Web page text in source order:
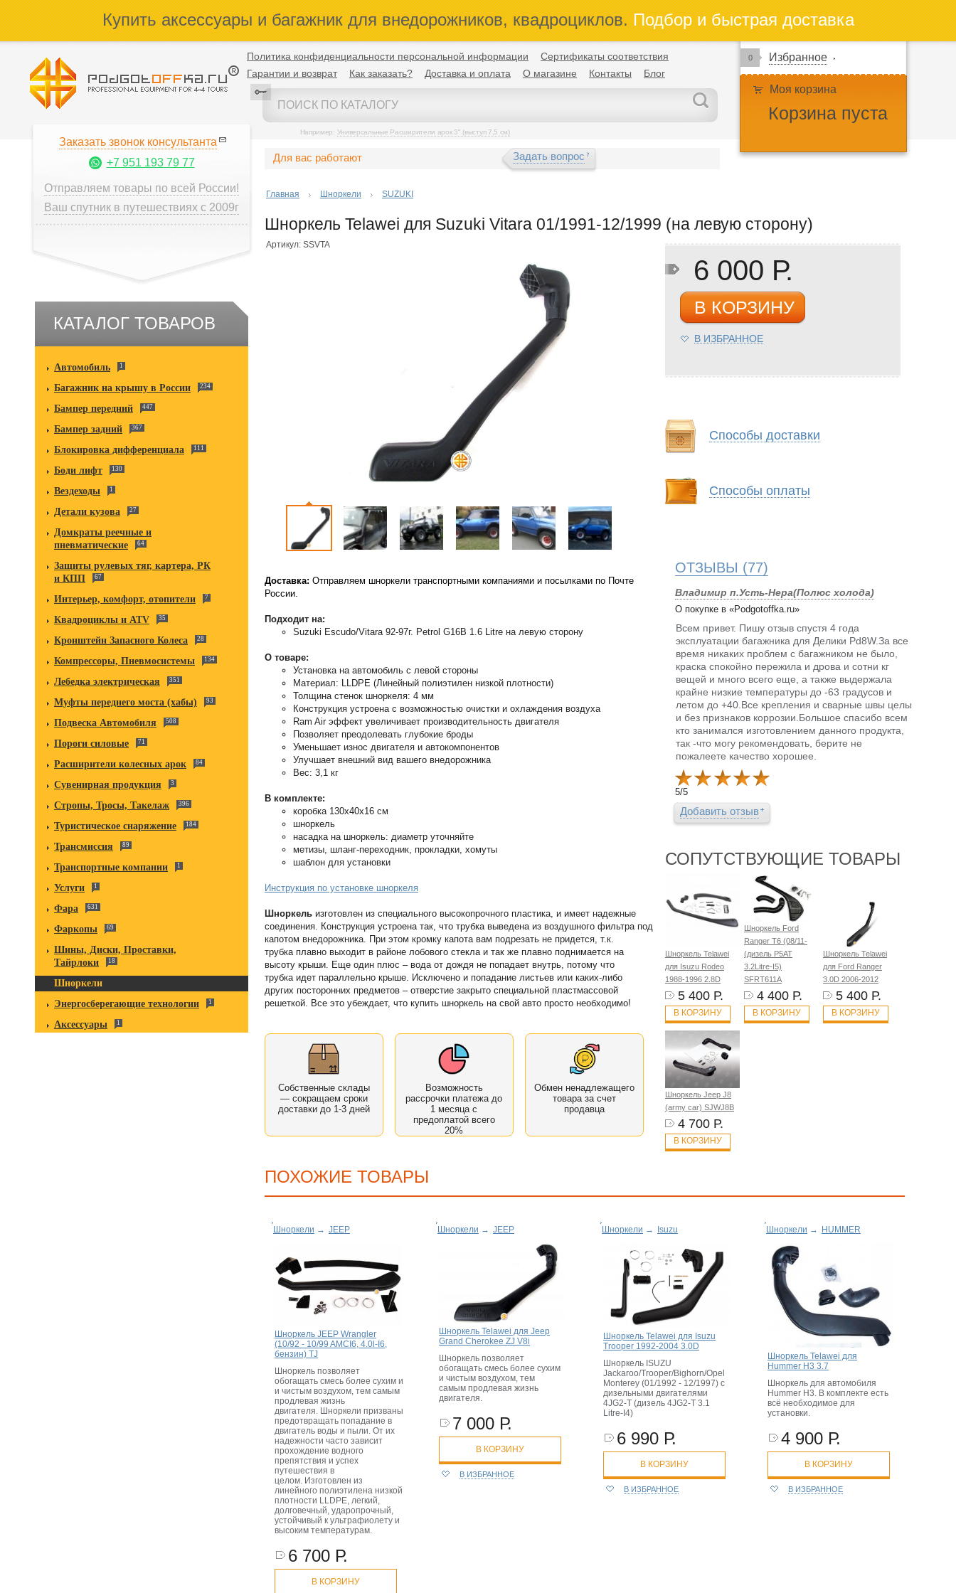
Купить аксессуары и багажник для внедорожников, квадроциклов.Подбор и быстрая доставка
Политика конфиденциальности персональной информации
Сертификаты соответствия
Гарантии и возврат
Как заказать? Доставка и оплата О магазине Контакты Блог
Например: Универсальные Расширители арок 3" (выступ 7,5 см)
0 Избранное
Моя корзина
Корзина пуста
Заказать звонок консультанта
+7 951 193 79 77
Отправляем товары по всей России!
Ваш спутник в путешествиях с 2009г
КАТАЛОГ ТОВАРОВ
Автомобиль 1
Багажник на крышу в России 234
Бампер передний 447
Бампер задний 367
Блокировка дифференциала 111
Боди лифт 130
Вездеходы 1
Детали кузова 27
Домкраты реечные и
пневматические
64
Защиты рулевых тяг, картера, РК
и КПП
67
Интерьер, комфорт, отопители 7
Квадроциклы и ATV 35
Кронштейн Запасного Колеса 28
Компрессоры, Пневмосистемы 134
Лебедка электрическая 351
Муфты переднего моста (хабы) 93
Подвеска Автомобиля 508
Пороги силовые 71
Расширители колесных арок 84
Сувенирная продукция 3
Стропы, Тросы, Такелаж 396
Туристическое снаряжение 184
Трансмиссия 89
Транспортные компании 1
Услуги 1
Фара 631
Фаркопы 69
Шины, Диски, Проставки,
Тайрлоки
18
Шноркели
Энергосберегающие технологии
1
Аксессуары 1
Для вас работают Задать вопрос
Главная Шноркели SUZUKI
Шноркель Telawei для Suzuki Vitara 01/1991-12/1999 (на левую сторону)
Артикул: SSVTA
Доставка: Отправляем шноркели транспортными компаниями и посылками по Почте
России.
Подходит на:
Suzuki Escudo/Vitara 92-97г. Petrol G16B 1.6 Litre на левую сторону
О товаре:
Установка на автомобиль с левой стороны
Материал: LLDPE (Линейный полиэтилен низкой плотности)
Толщина стенок шноркеля: 4 мм
Конструкция устроена с возможностью очистки и охлаждения воздуха
Ram Air эффект увеличивает производительность двигателя
Позволяет преодолевать глубокие броды
Уменьшает износ двигателя и автокомпонентов
Улучшает внешний вид вашего внедорожника
Вес: 3,1 кг
В комплекте:
коробка 130х40x16 см
шноркель
насадка на шноркель: диаметр уточняйте
метизы, шланг-переходник, прокладки, хомуты
шаблон для установки
Инструкция по установке шноркеля
Шноркель изготовлен из специального высокопрочного пластика, и имеет надежные
соединения. Конструкция устроена так, что трубка выведена из воздушного фильтра под
капотом внедорожника. При этом кромку капота вам подрезать не придется, т.к.
трубка плавно выходит в районе лобового стекла и так же плавно поднимается на
высоту крыши. Еще один плюс – вода от дождя не попадает внутрь, потому что
трубка идет параллельно крыше. Исключено и попадание листьев или каких-либо
других посторонних предметов – отверстие закрыто специальной пластмассовой
решеткой. Все это убеждает, что купить шноркель на свой авто просто необходимо!
Собственные склады
— сокращаем сроки
доставки до 1-3 дней
Возможность
рассрочки платежа до
1 месяца с
предоплатой всего
20%
Обмен ненадлежащего
товара за счет
продавца
6 000 Р.
В КОРЗИНУ
В ИЗБРАННОЕ
Способы доставки
Способы оплаты
ОТЗЫВЫ (77)
Владимир п.Усть-Нера(Полюс холода)
О покупке в «Podgotoffka.ru»
Всем привет. Пишу отзыв спустя 4 года
эксплуатации багажника для Делики Pd8W.За все
время никаких проблем с багажником не было,
краска спокойно пережила и дрова и сотни кг
вещей и много всего еще, а также выдержала
крайне низкие температуры до -63 градусов и
летом до +40.Все крепления и сварные швы целы
и без признаков коррозии.Большое спасибо всем
кто занимался изготовлением данного продукта,
так -что могу рекомендовать, берите не
пожалеете качество хорошее.
5/5
Добавить отзыв
СОПУТСТВУЮЩИЕ ТОВАРЫ
Шноркель Telawei
для Isuzu Rodeo
1988-1996 2.8D
5 400 Р.
В КОРЗИНУ
Шноркель Ford
Ranger T6 (08/11-
(дизель P5AT
3.2Litre-I5)
SFRT611A
4 400 Р.
В КОРЗИНУ
Шноркель Telawei
для Ford Ranger
3.0D 2006-2012
5 400 Р.
В КОРЗИНУ
Шноркель Jeep J8
(army car) SJWJ8B
4 700 Р.
В КОРЗИНУ
ПОХОЖИЕ ТОВАРЫ
Шноркели → JEEP
Шноркель JEEP Wrangler
(10/92 - 10/99 AMCI6, 4.0l-I6,
бензин) TJ
Шноркель позволяет
обогащать смесь более сухим и
и чистым воздухом, тем самым
продлевая жизнь
двигателя. Шноркели призваны
предотвращать попадание в
двигатель воды и пыли. От их
надежности часто зависит
прохождение водного
препятствия и успех
путешествия в
целом. Изготовлен из
линейного полиэтилена низкой
плотности LLDPE, легкий,
долговечный, ударопрочный,
устойчивый к ультрафиолету и
высоким температурам.
6 700 Р.
В КОРЗИНУ
Шноркели → JEEP
Шноркель Telawei для Jeep
Grand Cherokee ZJ V8i
Шноркель позволяет
обогащать смесь более сухим
и чистым воздухом, тем
самым продлевая жизнь
двигателя.
7 000 Р.
В КОРЗИНУ
В ИЗБРАННОЕ
Шноркели → Isuzu
Шноркель Telawei для Isuzu
Trooper 1992-2004 3.0D
Шноркель ISUZU
Jackaroo/Trooper/Bighorn/Opel
Monterey (01/1992 - 12/1997) с
дизельными двигателями
4JG2-T (дизель 4JG2-T 3.1
Litre-I4)
6 990 Р.
В КОРЗИНУ
В ИЗБРАННОЕ
Шноркели → HUMMER
Шноркель Telawei для
Hummer H3 3.7
Шноркель для автомобиля
Hummer H3. В комплекте есть
всё необходимое для
установки.
4 900 Р.
В КОРЗИНУ
В ИЗБРАННОЕ